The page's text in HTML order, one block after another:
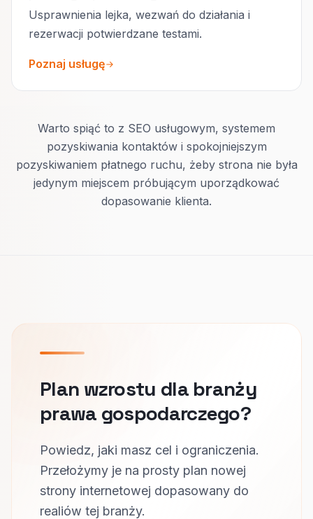
Usprawnienia lejka, wezwań do działania i
rezerwacji potwierdzane testami.
Poznaj usługę
Warto spiąć to z SEO usługowym, systemem
pozyskiwania kontaktów i spokojniejszym
pozyskiwaniem płatnego ruchu, żeby strona nie była
jedynym miejscem próbującym uporządkować
dopasowanie klienta.
Plan wzrostu dla branży
prawa gospodarczego?
Powiedz, jaki masz cel i ograniczenia.
Przełożymy je na prosty plan nowej
strony internetowej dopasowany do
realiów tej branży.